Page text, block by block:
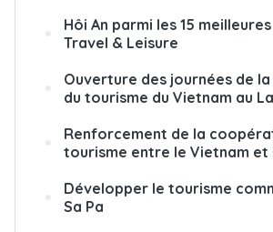
Hôi An parmi les 15
Travel & Leisure
Ouverture des journées de
du tourisme du Vietnam au
Renforcement de la
tourisme entre le Vietnam et
Développer le tourisme
Sa Pa